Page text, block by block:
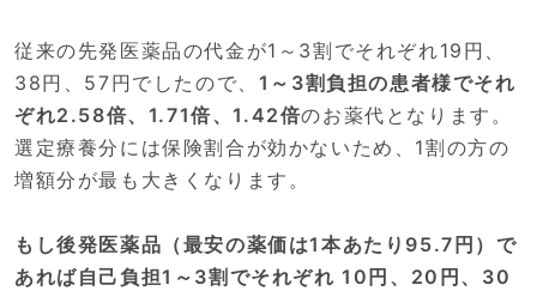
従来の先発医薬品の代金が1～3割でそれぞれ19円、
38円、57円でしたので、 1～3割負担の患者様でそれ
ぞれ2.58倍、1.71倍、1.42倍のお薬代となります。
選定療養分には保険割合が効かないため、1割の方の
増額分が最も大きくなります。
もし後発医薬品（最安の薬価は1本あたり95.7円）で
あれば自己負担1～3割でそれぞれ 10円、20円、30